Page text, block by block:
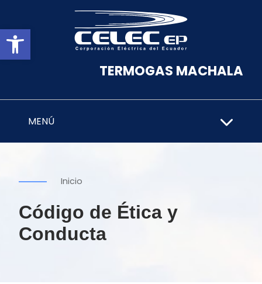
Abrir barra de herramientas
TERMOGAS MACHALA
MENÚ
Inicio
Código de Ética y
Conducta